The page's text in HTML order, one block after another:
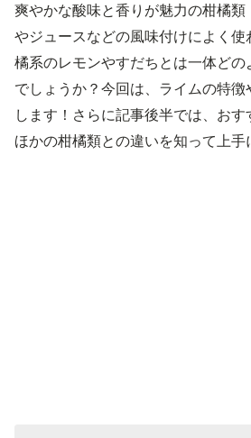
爽やかな酸味と香りが魅力の柑橘
やジュースなどの風味付けによく
橘系のレモンやすだちとは一体ど
でしょうか？今回は、ライムの特
します！さらに記事後半では、おす
ほかの柑橘類との違いを知って上手